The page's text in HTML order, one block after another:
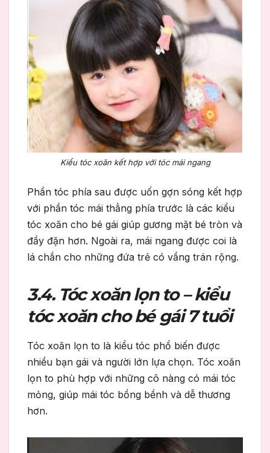
Kiểu tóc xoăn kết hợp với tóc mái ngang
Phần tóc phía sau được uốn gợn sóng kết hợp
với phần tóc mái thẳng phía trước là các kiểu
tóc xoăn cho bé gái giúp gương mặt bé tròn và
đầy đặn hơn. Ngoài ra, mái ngang được coi là
lá chắn cho những đứa trẻ có vầng trán rộng.
3.4. Tóc xoăn lọn to – kiểu
tóc xoăn cho bé gái 7 tuổi
Tóc xoăn lọn to là kiểu tóc phổ biến được
nhiều bạn gái và người lớn lựa chọn. Tóc xoăn
lọn to phù hợp với những cô nàng có mái tóc
mỏng, giúp mái tóc bồng bềnh và dễ thương
hơn.